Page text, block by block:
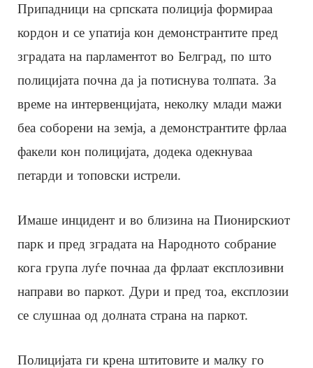
Припадници на српската полиција формираа
кордон и се упатија кон демонстрантите пред
зградата на парламентот во Белград, по што
полицијата почна да ја потиснува толпата. За
време на интервенцијата, неколку млади мажи
беа соборени на земја, а демонстрантите фрлаа
факели кон полицијата, додека одекнуваа
петарди и топовски истрели.
Имаше инцидент и во близина на Пионирскиот
парк и пред зградата на Народното собрание
кога група луѓе почнаа да фрлаат експлозивни
направи во паркот. Дури и пред тоа, експлозии
се слушнаа од долната страна на паркот.
Полицијата ги крена штитовите и малку го